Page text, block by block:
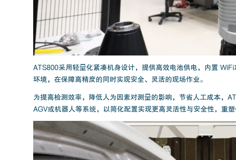
ATS800采用轻量化紧凑机身设计，提供高效电池供电，内置
环境，在保障高精度的同时实现安全、灵活的现场作业。
为提高检测效率，降低人为因素对测量的影响，节省人工成本，
AGV或机器人等系统，以简化配置实现更高灵活性与安全性，重塑